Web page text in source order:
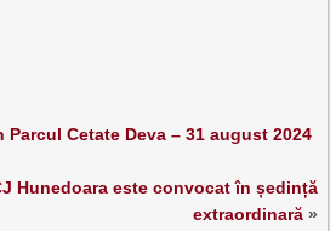
Cetate Deva – 31 august 2024
Hunedoara este convocat în ședință
extraordinară»